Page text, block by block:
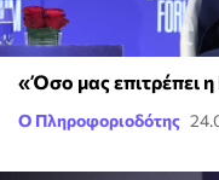
«Όσο μας επιτρέπει
Ο Πληροφοριοδότης